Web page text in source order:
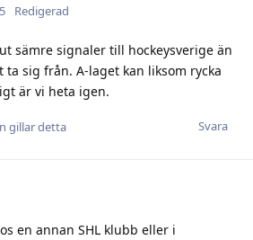
Redigerad
sämre signaler till hockeysverige än
sig från. A-laget kan liksom rycka
är vi heta igen.
Svara
gillar detta
en annan SHL klubb eller i